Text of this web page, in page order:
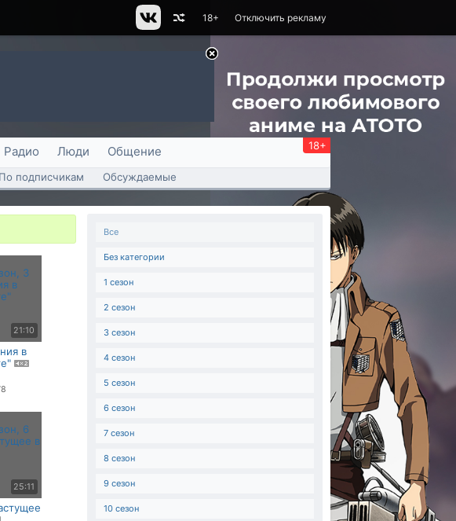
Отключить рекламу
18+
Радио Люди Общение 18+
По подписчикам Обсуждаемые
21:10
в
25:11
Все
Без категории
1 сезон
2 сезон
3 сезон
4 сезон
5 сезон
6 сезон
7 сезон
8 сезон
9 сезон
10 сезон